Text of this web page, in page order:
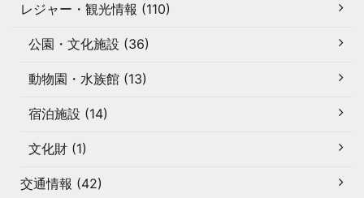
レジャー・観光情報 (110)
公園・文化施設 (36)
動物園・水族館 (13)
宿泊施設 (14)
文化財 (1)
交通情報 (42)